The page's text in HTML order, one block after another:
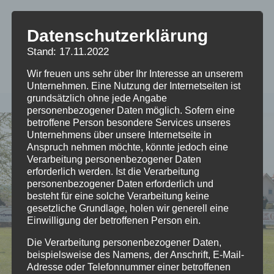
Krimderode
Datenschutzerklärung
Stand: 17.11.2022
Wir freuen uns sehr über Ihr Interesse an unserem
Unternehmen. Eine Nutzung der Internetseiten ist
grundsätzlich ohne jede Angabe
personenbezogener Daten möglich. Sofern eine
betroffene Person besondere Services unseres
Unternehmens über unsere Internetseite in
Anspruch nehmen möchte, könnte jedoch eine
Verarbeitung personenbezogener Daten
erforderlich werden. Ist die Verarbeitung
personenbezogener Daten erforderlich und
besteht für eine solche Verarbeitung keine
gesetzliche Grundlage, holen wir generell eine
Einwilligung der betroffenen Person ein.
Die Verarbeitung personenbezogener Daten,
beispielsweise des Namens, der Anschrift, E-Mail-
Adresse oder Telefonnummer einer betroffenen